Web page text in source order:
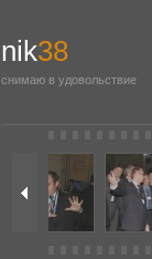
nik38
снимаю в удовольствие